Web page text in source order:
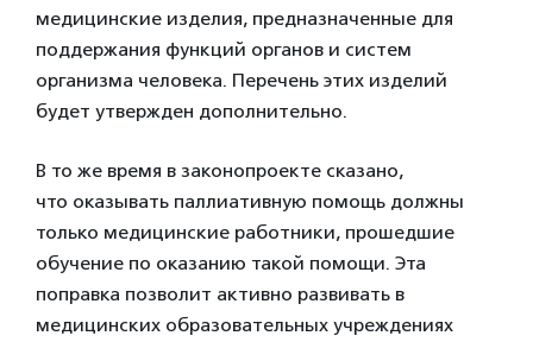
медицинские изделия, предназначенные для
поддержания функций органов и систем
организма человека. Перечень этих изделий
будет утвержден дополнительно.
В то же время в законопроекте сказано,
что оказывать паллиативную помощь должны
только медицинские работники, прошедшие
обучение по оказанию такой помощи. Эта
поправка позволит активно развивать в
медицинских образовательных учреждениях